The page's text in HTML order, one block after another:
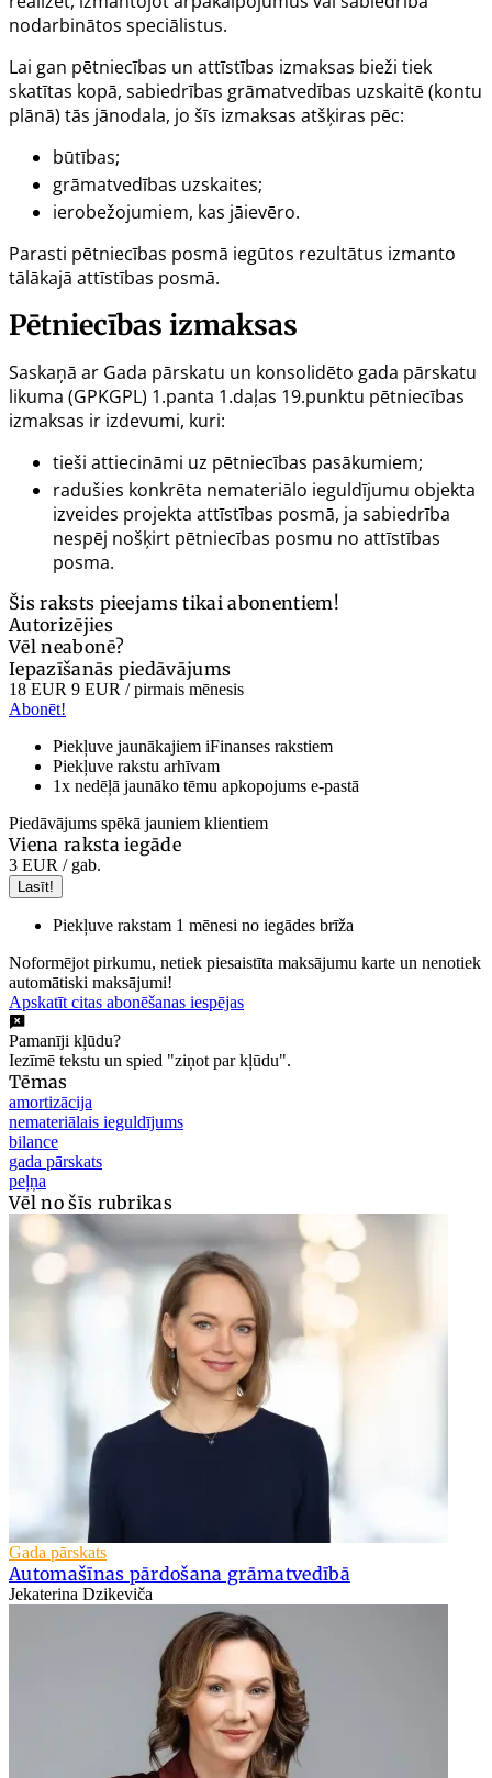
nodarbinātos speciālistus.
Lai gan pētniecības un attīstības izmaksas bieži tiek
skatītas kopā, sabiedrības grāmatvedības uzskaitē (kontu
plānā) tās jānodala, jo šīs izmaksas atšķiras pēc:
būtības;
grāmatvedības uzskaites;
ierobežojumiem, kas jāievēro.
Parasti pētniecības posmā iegūtos rezultātus izmanto
tālākajā attīstības posmā.
Pētniecības izmaksas
Saskaņā ar Gada pārskatu un konsolidēto gada pārskatu
likuma (GPKGPL) 1.panta 1.daļas 19.punktu pētniecības
izmaksas ir izdevumi, kuri:
tieši attiecināmi uz pētniecības pasākumiem;
radušies konkrēta nemateriālo ieguldījumu objekta
izveides projekta attīstības posmā, ja sabiedrība
nespēj nošķirt pētniecības posmu no attīstības
posma.
Šis raksts pieejams tikai abonentiem!
Autorizējies
Vēl neabonē?
Iepazīšanās piedāvājums
18 EUR 9 EUR / pirmais mēnesis
Abonēt!
Piekļuve jaunākajiem iFinanses rakstiem
Piekļuve rakstu arhīvam
1x nedēļā jaunāko tēmu apkopojums e-pastā
Piedāvājums spēkā jauniem klientiem
Viena raksta iegāde
3 EUR / gab.
Lasīt!
Piekļuve rakstam 1 mēnesi no iegādes brīža
Noformējot pirkumu, netiek piesaistīta maksājumu karte un nenotiek
automātiski maksājumi!
Apskatīt citas abonēšanas iespējas
Pamanīji kļūdu?
Iezīmē tekstu un spied "ziņot par kļūdu".
Tēmas
amortizācija
nemateriālais ieguldījums
bilance
gada pārskats
peļņa
Vēl no šīs rubrikas
Gada pārskats
Automašīnas pārdošana grāmatvedībā
Jekaterina Dzikeviča